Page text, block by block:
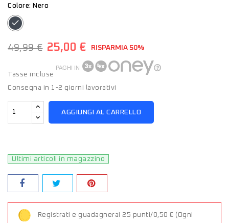
Colore: Nero
Nero
49,99 € 25,00 € RISPARMIA 50%
Tasse incluse
PAGHI IN
Consegna in 1-2 giorni lavorativi
AGGIUNGI AL CARRELLO
Ultimi articoli in magazzino
Registrati e guadagnerai 25 punti/0,50 € (Ogni